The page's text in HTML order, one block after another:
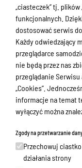
Rada Powiatu
Skład Rady
Posiedzenia Rady
Posiedzenia Komisji
Zapytania i interpelacje
Zarząd Powiatu
Starostwo Powiatowe
Oświadczenia majątkowe
Zamówienia publiczne
„ciasteczek” tj.
funkcjonalnych.
dostosować serwis
Każdy odwiedzający
przeglądarce
nie będą przez nas
przeglądanie
„Cookies”.
informacje na temat
wyłączyć można
Zgody na przetwarzanie
Przechowuj
działania strony